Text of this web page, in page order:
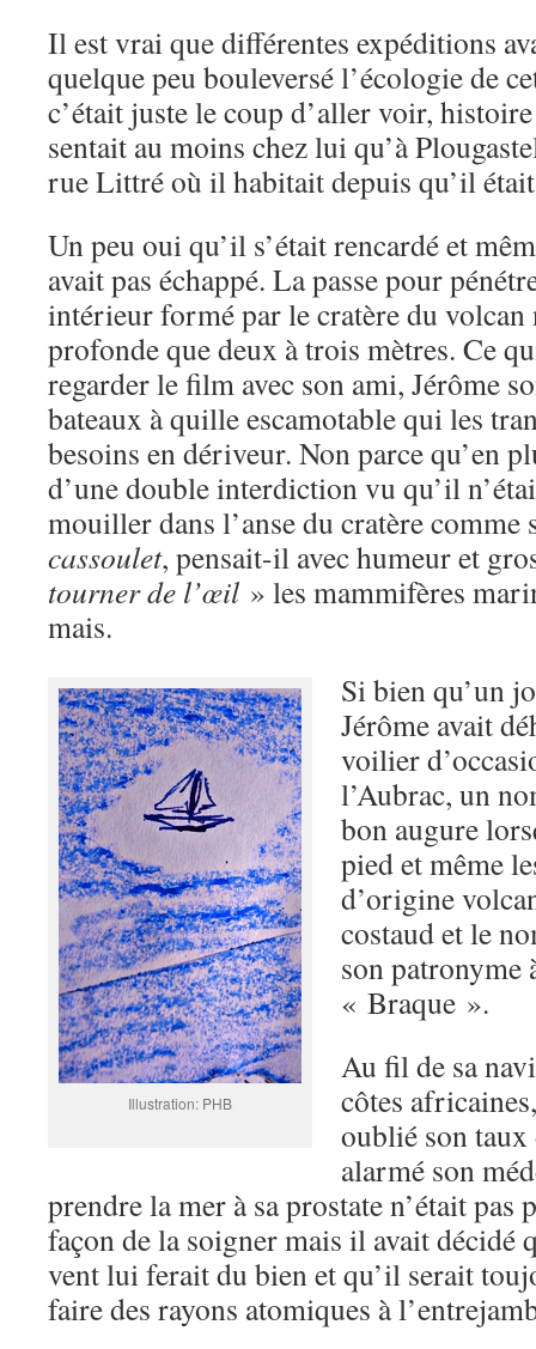
Il est vrai que différentes expéditions
quelque peu bouleversé l’écologie de
c’était juste le coup d’aller voir,
sentait au moins chez lui qu’à
rue Littré où il habitait depuis qu’il
Un peu oui qu’il s’était rencardé et
avait pas échappé. La passe pour
intérieur formé par le cratère du volcan
profonde que deux à trois mètres. Ce
regarder le film avec son ami, Jérôme
bateaux à quille escamotable qui les
besoins en dériveur. Non parce qu’en
d’une double interdiction vu qu’il
mouiller dans l’anse du cratère
cassoulet, pensait-il avec humeur et
tourner de l’œil » les mammifères
mais.
Illustration: PHB
Si bien qu’un
Jérôme avait
voilier
l’Aubrac, un
bon augure
pied et même
d’origine
costaud et le
son patronyme
« Braque ».
Au fil de sa
côtes
oublié son
alarmé son
prendre la mer à sa prostate n’était
façon de la soigner mais il avait décidé
vent lui ferait du bien et qu’il serait
faire des rayons atomiques à